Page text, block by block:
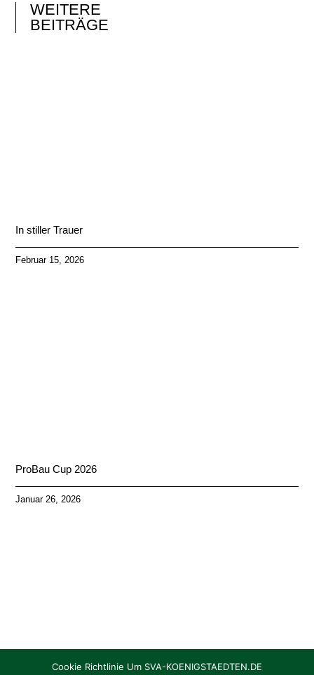
WEITERE
BEITRÄGE
In stiller Trauer
Februar 15, 2026
ProBau Cup 2026
Januar 26, 2026
Cookie Richtlinie Um SVA-KOENIGSTAEDTEN.DE